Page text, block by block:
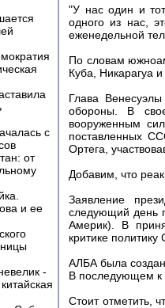
с
от
и ее
-
"У нас один и
одного из нас,
еженедельной
По словам
Куба, Никарагуа
Глава
обороны. В
вооруженным
поставленных
Ортега,
Добавим, что
Заявление
следующий день
Америк). В
критике
АЛБА была
В последующем к
Стоит отметить,